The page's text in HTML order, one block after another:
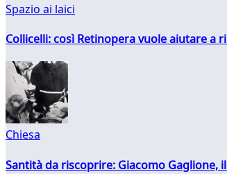
Spazio ai laici
Collicelli: così Retinopera vuole aiutare a
Chiesa
Santità da riscoprire: Giacomo Gaglione,